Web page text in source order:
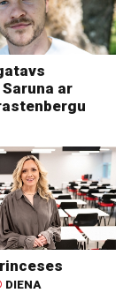
ar
DIENA